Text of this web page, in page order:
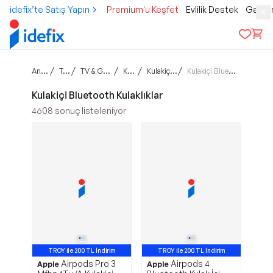
idefix’te Satış Yapın Premium'u Keşfet Evlilik Destek
Ana sayfa / Teknoloji / TV & Görüntü & Ses / Kulaklıklar / Kulakiçi Kulaklıklar / Kulakiçi Bluetooth Kulaklıklar
Kulakiçi Bluetooth Kulaklıklar
4608 sonuç listeleniyor
TROY ile 200 TL İndirim
En Çok Satan 1. Ürün
Apple Airpods Pro 3
TROY ile 200 TL İndirim
En Çok Satan 2. Ürün
Apple Airpods 4